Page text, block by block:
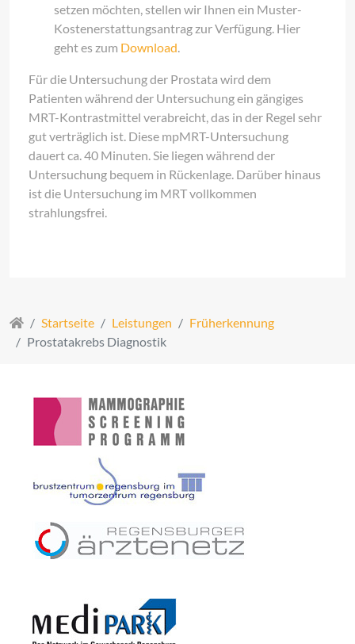
setzen möchten, stellen wir Ihnen ein Muster-
Kostenerstattungsantrag zur Verfügung. Hier
geht es zum Download.
Für die Untersuchung der Prostata wird dem
Patienten während der Untersuchung ein gängiges
MRT-Kontrastmittel verabreicht, das in der Regel sehr
gut verträglich ist. Diese mpMRT-Untersuchung
dauert ca. 40 Minuten. Sie liegen während der
Untersuchung bequem in Rückenlage. Darüber hinaus
ist die Untersuchung im MRT vollkommen
strahlungsfrei.
Startseite Leistungen
Früherkennung
Prostatakrebs Diagnostik